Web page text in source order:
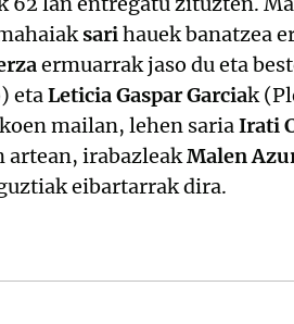
sarihauek banatzea
ermuarrak jaso du eta
etaLeticia Gaspar Garciak
mailan, lehen sariaIrati
artean, irabazleakMalen
eibartarrak dira.